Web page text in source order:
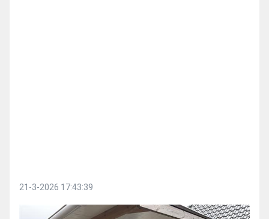
21-3-2026 17:43:39